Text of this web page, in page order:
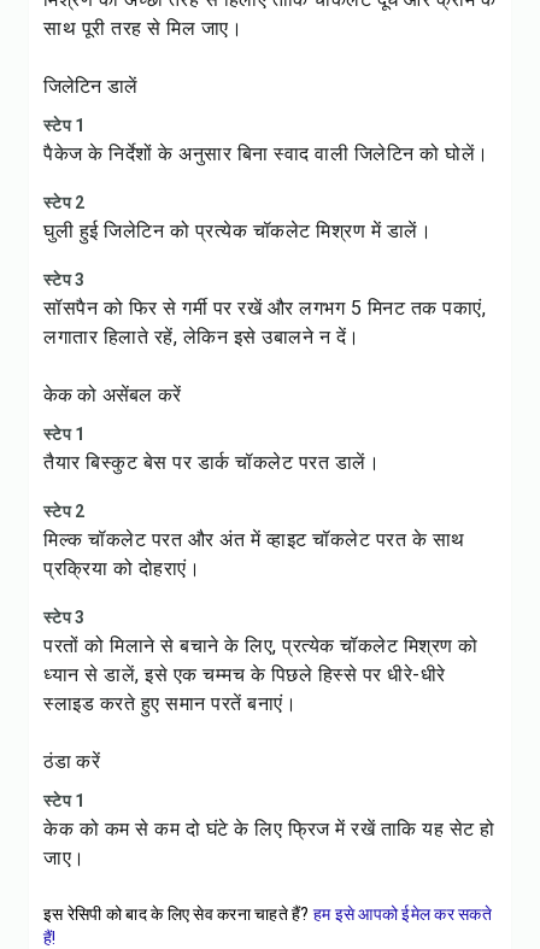
साथ पूरी तरह से मिल जाए।
जिलेटिन डालें
स्टेप 1
पैकेज के निर्देशों के अनुसार बिना स्वाद वाली जिलेटिन को घोलें।
स्टेप 2
घुली हुई जिलेटिन को प्रत्येक चॉकलेट मिश्रण में डालें।
स्टेप 3
सॉसपैन को फिर से गर्मी पर रखें और लगभग 5 मिनट तक पकाएं,
लगातार हिलाते रहें, लेकिन इसे उबालने न दें।
केक को असेंबल करें
स्टेप 1
तैयार बिस्कुट बेस पर डार्क चॉकलेट परत डालें।
स्टेप 2
मिल्क चॉकलेट परत और अंत में व्हाइट चॉकलेट परत के साथ
प्रक्रिया को दोहराएं।
स्टेप 3
परतों को मिलाने से बचाने के लिए, प्रत्येक चॉकलेट मिश्रण को
ध्यान से डालें, इसे एक चम्मच के पिछले हिस्से पर धीरे-धीरे
स्लाइड करते हुए समान परतें बनाएं।
ठंडा करें
स्टेप 1
केक को कम से कम दो घंटे के लिए फ्रिज में रखें ताकि यह सेट हो
जाए।
इस रेसिपी को बाद के लिए सेव करना चाहते हैं? हम इसे आपको ईमेल कर सकते
हैं!